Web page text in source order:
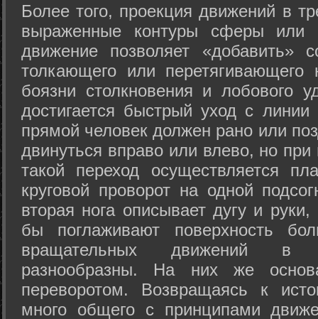
Более того, проекция движений в
выраженные контуры сферы или
движение позволяет «добавить»
толкающего или перетягивающего
боязни столкновения и лобового
достигается быстрый уход с
прямой человек должен рано или
двинуться вправо или влево, но
такой переход осуществляется
круговой проворот на одной
вторая нога описывает дугу и
бы поглаживают поверхность
вращательных движений в
разнообразны. На них же
переворотом. Возвращаясь к
много общего с принципами